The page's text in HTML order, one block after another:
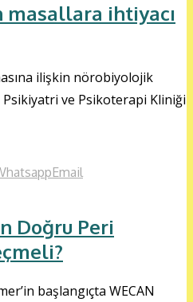
masallara ihtiyacı
ilişkin nörobiyolojik
Psikiyatri ve Psikoterapi Kliniği
Email
Doğru Peri
başlangıçta WECAN